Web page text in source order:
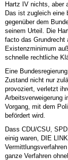
Hartz IV nichts, aber
Das ist zugleich eine
gegenüber dem
seinem Urteil. Die
facto das Grundrecht
Existenzminimum
schnelle rechtliche
Eine
Zustand nicht nur
provoziert, verletzt
Arbeitsverweigerung
Vorgang, mit dem
befördert wird.
Dass CDU/CSU,
einig waren, DIE
ganze Verfahren